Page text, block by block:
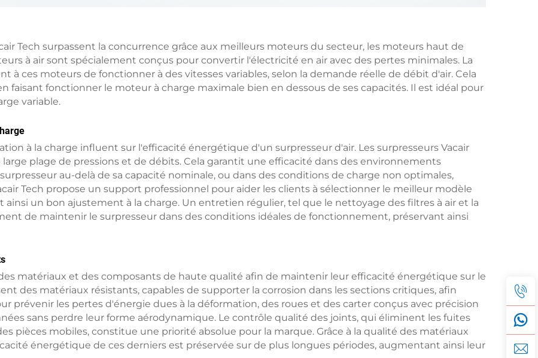
Tech surpassent la concurrence grâce aux meilleurs moteurs du secteur, les moteurs haut de
à air sont spécialement conçus pour convertir l'électricité en air avec des pertes minimales. La
à ces moteurs de fonctionner à des vitesses variables, selon la demande réelle de débit d'air. Cela
faisant fonctionner le moteur à charge maximale bien en dessous de ses capacités. Il est idéal pour
variable.
à la charge influent sur l'efficacité énergétique d'un surpresseur d'air. Les surpresseurs Vacair
plage de pressions et de débits. Cela garantit une efficacité dans des environnements
au-delà de sa capacité nominale, ou dans des conditions de charge non optimales,
Tech propose un support professionnel pour aider les clients à sélectionner le meilleur modèle
ainsi un bon ajustement à la charge. Un entretien régulier, tel que le nettoyage des filtres à air et la
de maintenir le surpresseur dans des conditions idéales de fonctionnement, préservant ainsi
matériaux et des composants de haute qualité afin de maintenir leur efficacité énergétique sur le
des matériaux résistants, capables de supporter la corrosion dans les sections critiques, afin
prévenir les pertes d'énergie dues à la déformation, des roues et des carter conçus avec précision
sans perdre leur forme aérodynamique. Le contrôle qualité des joints, qui éliminent les fuites
pièces mobiles, constitue une priorité absolue pour la marque. Grâce à la qualité des matériaux
énergétique de ces derniers est préservée sur de plus longues périodes, augmentant ainsi leur